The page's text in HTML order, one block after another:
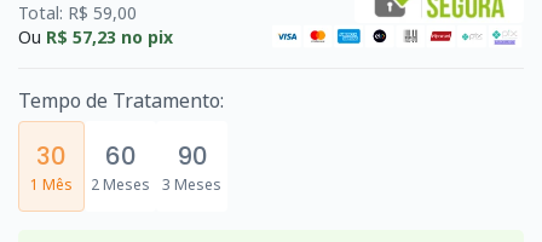
Total: R$ 59,00
Ou R$ 57,23 no pix
Tempo de Tratamento:
30
1 Mês
60
2 Meses
90
3 Meses